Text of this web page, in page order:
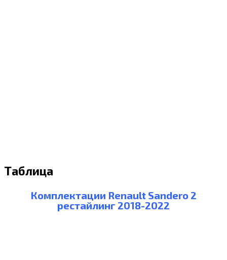
Таблица
Комплектации Renault Sandero 2
рестайлинг 2018-2022